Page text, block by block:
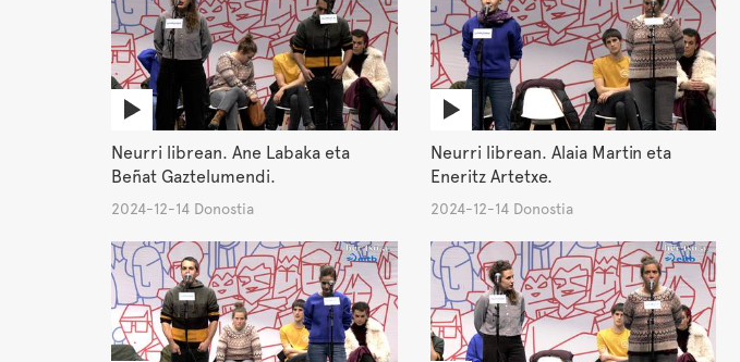
Neurri librean. Ane Labaka eta
Beñat Gaztelumendi.
2024-12-14 Donostia
Neurri librean. Alaia Martin eta
Eneritz Artetxe.
2024-12-14 Donostia